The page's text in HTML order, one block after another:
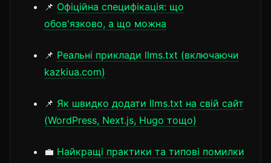
📌 Офіційна специфікація: що
обов'язково, а що можна
📌 Реальні приклади llms.txt (включаючи
kazkiua.com)
📌 Як швидко додати llms.txt на свій сайт
(WordPress, Next.js, Hugo тощо)
💼 Найкращі практики та типові помилки